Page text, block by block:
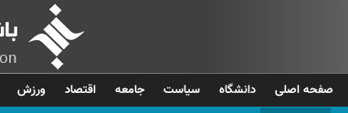
صفحه اصلی دانشگاه سیاست جامعه اقتصاد ورزش